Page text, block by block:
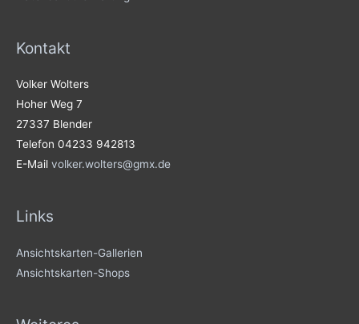
Kontakt
Volker Wolters
Hoher Weg 7
27337 Blender
Telefon 04233 942813
E-Mail volker.wolters@gmx.de
Links
Ansichtskarten-Gallerien
Ansichtskarten-Shops